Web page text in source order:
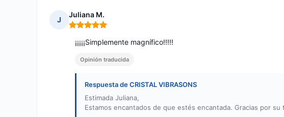
J
Juliana M.
Nota: 5 de 5
¡¡¡¡¡Simplemente magnífico!!!!!
Opinión traducida
Respuesta de CRISTAL VIBRASONS
Estimada Juliana,
Estamos encantados de que estés encantada. Gracias por su